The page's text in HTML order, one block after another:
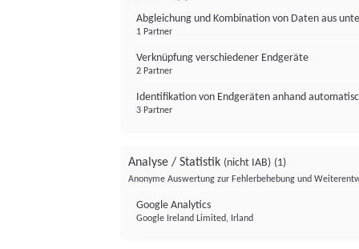
Abgleichung und Kombination von Daten aus
1 Partner
Verknüpfung verschiedener Endgeräte
2 Partner
Identifikation von Endgeräten anhand
3 Partner
Analyse / Statistik (nicht IAB) (1)
Anonyme Auswertung zur Fehlerbehebung und
Google Analytics
Google Ireland Limited, Irland